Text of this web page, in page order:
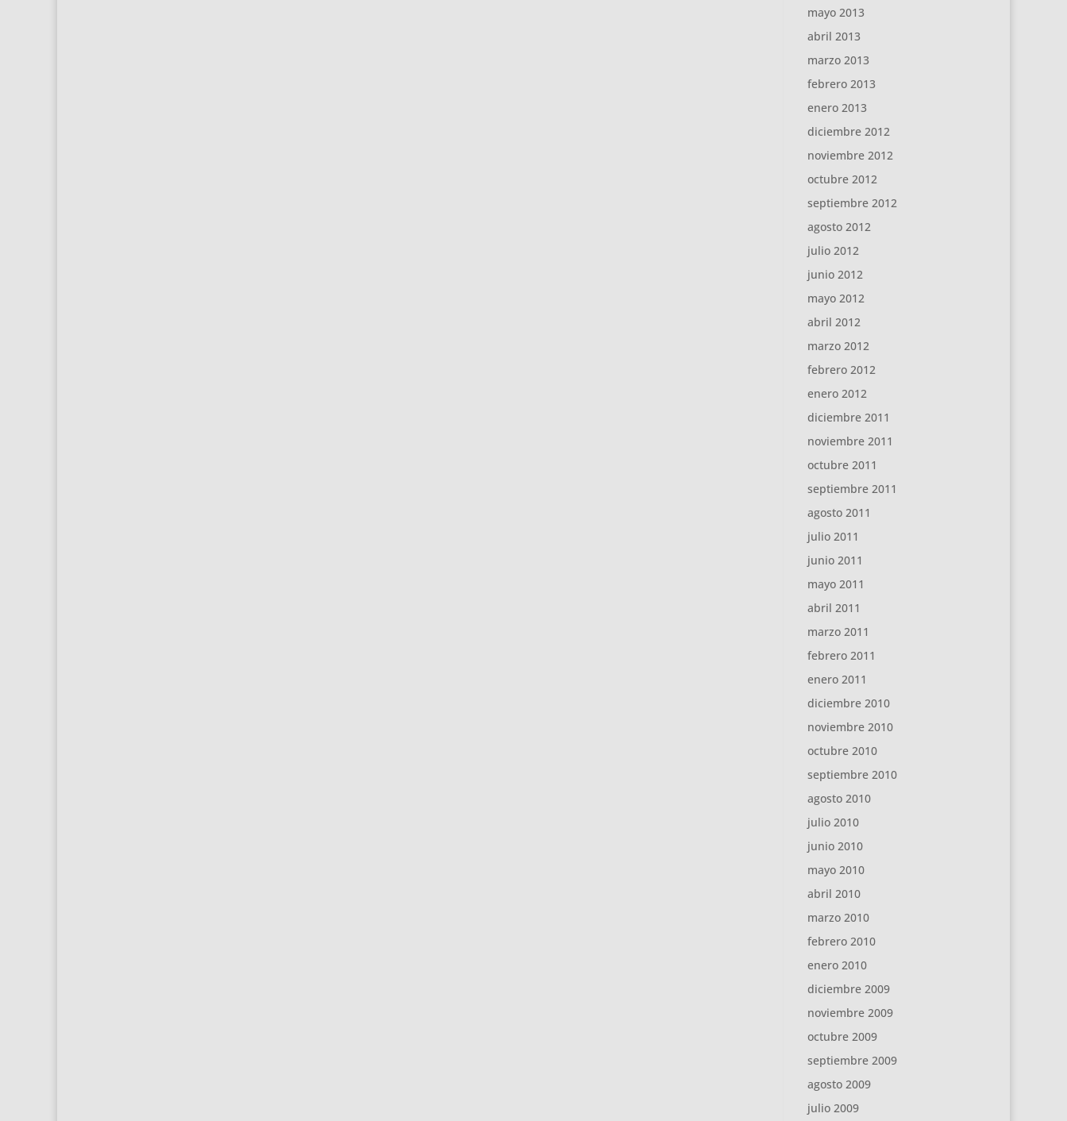
mayo 2013
abril 2013
marzo 2013
febrero 2013
enero 2013
diciembre 2012
noviembre 2012
octubre 2012
septiembre 2012
agosto 2012
julio 2012
junio 2012
mayo 2012
abril 2012
marzo 2012
febrero 2012
enero 2012
diciembre 2011
noviembre 2011
octubre 2011
septiembre 2011
agosto 2011
julio 2011
junio 2011
mayo 2011
abril 2011
marzo 2011
febrero 2011
enero 2011
diciembre 2010
noviembre 2010
octubre 2010
septiembre 2010
agosto 2010
julio 2010
junio 2010
mayo 2010
abril 2010
marzo 2010
febrero 2010
enero 2010
diciembre 2009
noviembre 2009
octubre 2009
septiembre 2009
agosto 2009
julio 2009